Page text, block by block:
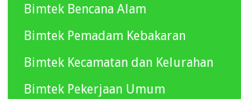
Bimtek Bencana Alam
Bimtek Pemadam Kebakaran
Bimtek Kecamatan dan Kelurahan
Bimtek Pekerjaan Umum